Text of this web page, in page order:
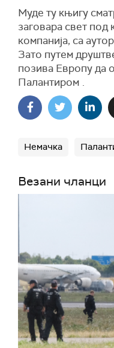
Муде ту књигу
заговара свет
компанија, са
Зато путем
позива Европу да
Палантиром .
Немачка
Везани чланци